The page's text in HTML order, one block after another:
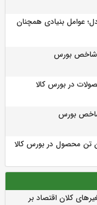
عوامل بنیادی همچنان
كلان اقتصاد بر